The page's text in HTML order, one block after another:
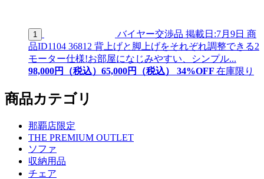
1 バイヤー交渉品 掲載日:7月9日 商
品ID1104 36812 背上げと脚上げをそれぞれ調整できる2
モーター仕様!お部屋になじみやすい、シンプル...
98,000円（税込） 65,000円（税込） 34%OFF 在庫限り
商品カテゴリ
那覇店限定
THE PREMIUM OUTLET
ソファ
収納用品
チェア